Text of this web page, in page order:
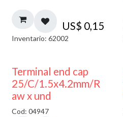
US$ 0,15
Inventario: 62002
Terminal end cap
25/C/1.5x4.2mm/R
aw x und
Cod: 04947